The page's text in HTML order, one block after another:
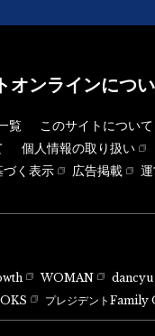
オンラインにつ
覧
このサイトについて
個人情報の取り扱い
づく表示
広告掲載
WOMAN dancyu
プレジデントFamily